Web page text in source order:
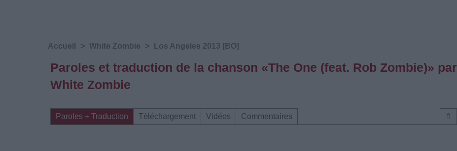
Accueil > White Zombie > Los Angeles 2013 [BO]
Paroles et traduction de la chanson «The One (feat. Rob Zombie)» par
White Zombie
⇑
Paroles + Traduction Téléchargement Vidéos Commentaires